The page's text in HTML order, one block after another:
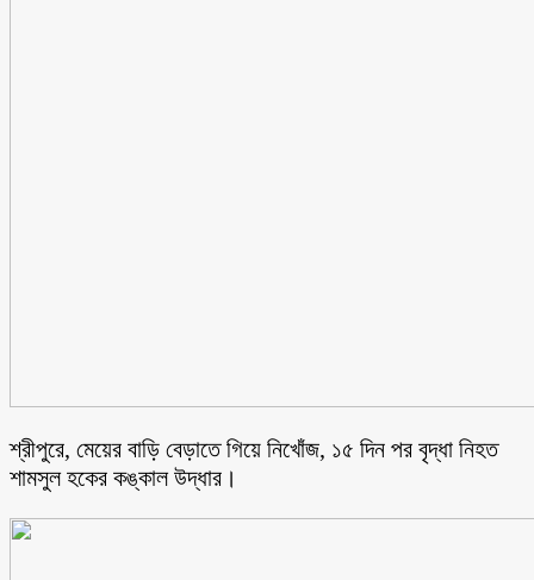
শ্রীপুরে, মেয়ের বাড়ি বেড়াতে গিয়ে নিখোঁজ, ১৫ দিন পর বৃদ্ধা নিহত
শামসুল হকের কঙ্কাল উদ্ধার।